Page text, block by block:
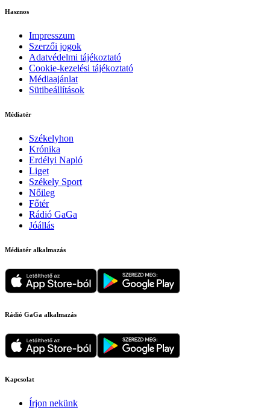
Hasznos
Impresszum
Szerzői jogok
Adatvédelmi tájékoztató
Cookie-kezelési tájékoztató
Médiaajánlat
Sütibeállítások
Médiatér
Székelyhon
Krónika
Erdélyi Napló
Liget
Székely Sport
Nőileg
Főtér
Rádió GaGa
Jóállás
Médiatér alkalmazás
Rádió GaGa alkalmazás
Kapcsolat
Írjon nekünk